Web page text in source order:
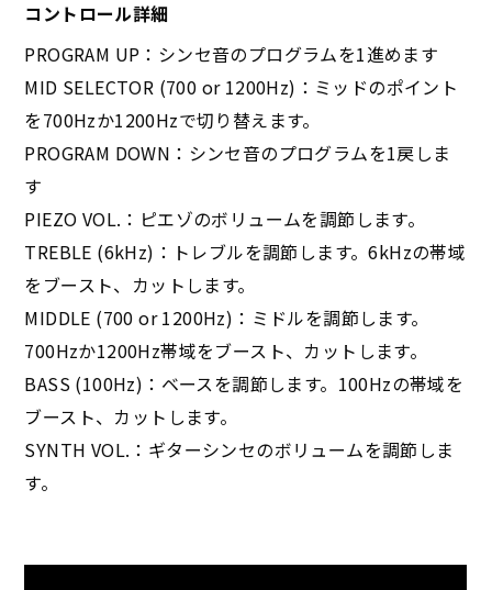
コントロール詳細
PROGRAM UP：シンセ音のプログラムを1進めます
MID SELECTOR (700 or 1200Hz)：ミッドのポイント
を700Hzか1200Hzで切り替えます。
PROGRAM DOWN：シンセ音のプログラムを1戻しま
す
PIEZO VOL.：ピエゾのボリュームを調節します。
TREBLE (6kHz)：トレブルを調節します。6kHzの帯域
をブースト、カットします。
MIDDLE (700 or 1200Hz)：ミドルを調節します。
700Hzか1200Hz帯域をブースト、カットします。
BASS (100Hz)：ベースを調節します。100Hzの帯域を
ブースト、カットします。
SYNTH VOL.：ギターシンセのボリュームを調節しま
す。